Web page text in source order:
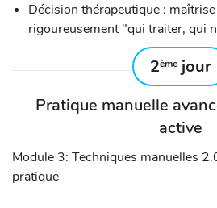
Décision thérapeutique :
rigoureusement "qui traiter, qui
2ème jour
Pratique manuelle
active
Module 3: Techniques manuelles
pratique